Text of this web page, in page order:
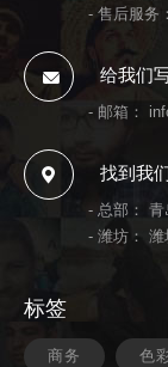
- 售后服务
给我们
- 邮箱：
找到我
- 总部：
- 潍坊： 潍
标签
商务 色